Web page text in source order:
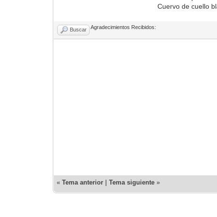
Cuervo de cuello
Buscar Agradecimientos Recibidos:
«Tema anterior |Tema siguiente »